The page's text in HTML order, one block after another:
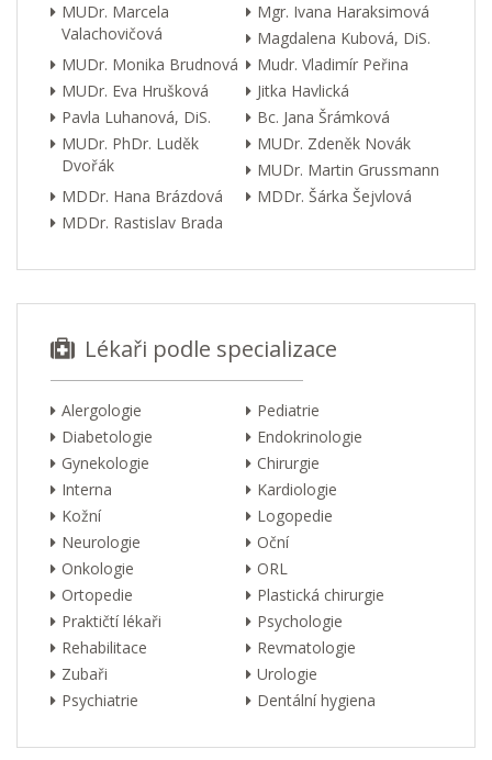
MUDr. Marcela
Valachovičová
Mgr. Ivana Haraksimová
Magdalena Kubová, DiS.
MUDr. Monika Brudnová
Mudr. Vladimír Peřina
MUDr. Eva Hrušková
Jitka Havlická
Pavla Luhanová, DiS.
Bc. Jana Šrámková
MUDr. PhDr. Luděk
Dvořák
MUDr. Zdeněk Novák
MUDr. Martin Grussmann
MDDr. Hana Brázdová
MDDr. Šárka Šejvlová
MDDr. Rastislav Brada
Lékaři podle specializace
Alergologie
Pediatrie
Diabetologie
Endokrinologie
Gynekologie
Chirurgie
Interna
Kardiologie
Kožní
Logopedie
Neurologie
Oční
Onkologie
ORL
Ortopedie
Plastická chirurgie
Praktičtí lékaři
Psychologie
Rehabilitace
Revmatologie
Zubaři
Urologie
Psychiatrie
Dentální hygiena